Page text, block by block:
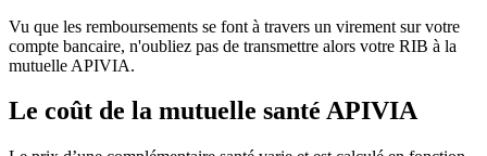
Vu que les remboursements se font à travers un virement sur votre
compte bancaire, n'oubliez pas de transmettre alors votre RIB à la
mutuelle APIVIA.
Le coût de la mutuelle santé APIVIA